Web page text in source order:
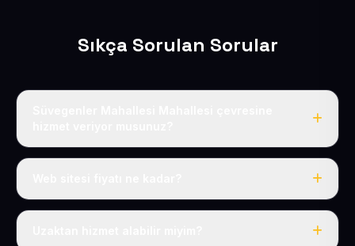
Sıkça Sorulan Sorular
Evet, Süvegenler Mahallesi dahil tüm Tomarza ve
Tek fiyat: yılda 50 USD + KDV, her şey dahil.